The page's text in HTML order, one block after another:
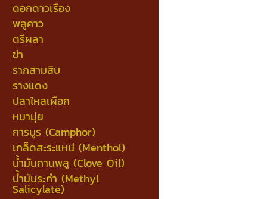
ดอกดาวเรือง
พลูคาว
ตรีผลา
ข่า
รากสามสิบ
รางแดง
ปลาไหลเผือก
หมามุ่ย
การบูร (Camphor)
เกล็ดสะระแหน่ (Menthol)
น้ำมันกานพลู (Clove Oil)
น้ำมันระกำ (Methyl
Salicylate)